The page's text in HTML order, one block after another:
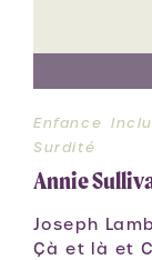
Enfance
Surdité
Annie
Joseph
Çà et là et